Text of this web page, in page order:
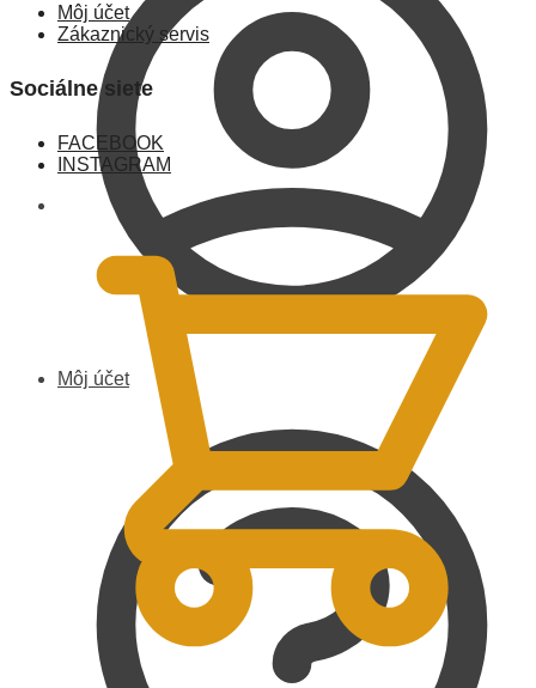
Môj účet
Môj účet
Zákaznický servis
Sociálne siete
FACEBOOK
INSTAGRAM